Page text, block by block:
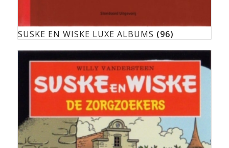
SUSKE EN WISKE LUXE ALBUMS (96)